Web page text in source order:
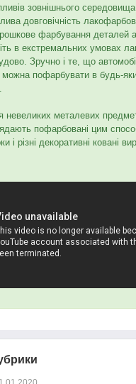
зовнішнього
довговічність
фарбування деталей
в екстремальних умовах
Зручно і те, що
пофарбувати в будь-
невеликих металевих
пофарбовані цим
і різні декоративні ковані